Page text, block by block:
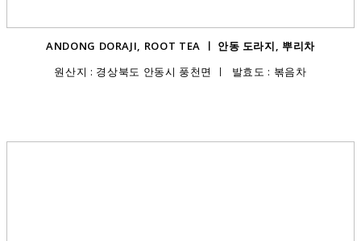
ANDONG DORAJI, ROOT TEA ㅣ 안동 도라지, 뿌리차
원산지 : 경상북도 안동시 풍천면 ㅣ 발효도 : 볶음차